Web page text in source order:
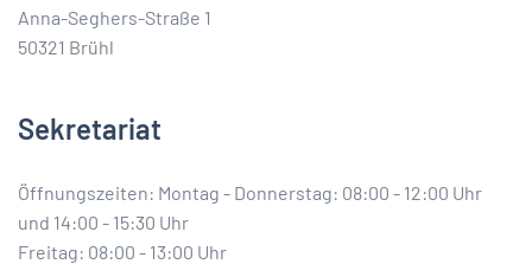
Anna-Seghers-Straße 1
50321 Brühl
Sekretariat
Öffnungszeiten: Montag - Donnerstag: 08:00 - 12:00 Uhr
und 14:00 - 15:30 Uhr
Freitag: 08:00 - 13:00 Uhr